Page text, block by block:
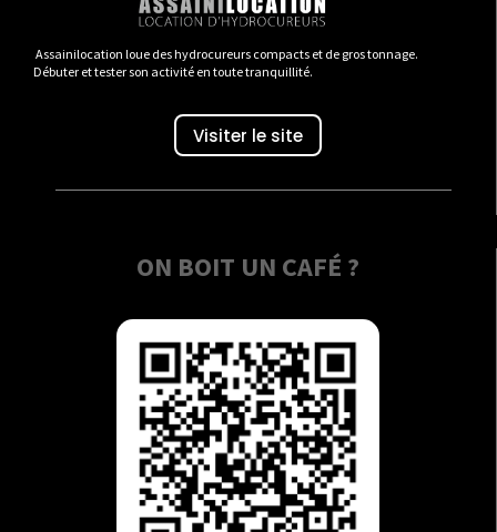
Assainilocation loue des hydrocureurs compacts et de gros tonnage.
Débuter et tester son activité en toute tranquillité.
Visiter le site
ON BOIT UN CAFÉ ?